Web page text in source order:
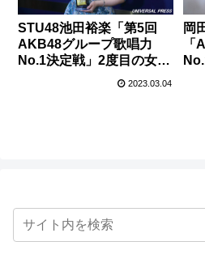
STU48池田裕楽「第5回
AKB48グループ歌唱力
No.1決定戦」2度目の女王
に！STU48旋風が巻き起
2023.03.04
岡
「